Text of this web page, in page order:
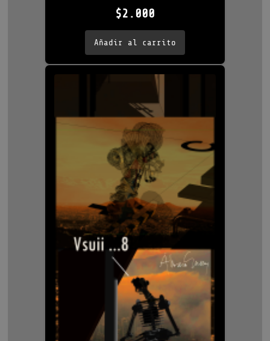
$2.000
Añadir al carrito